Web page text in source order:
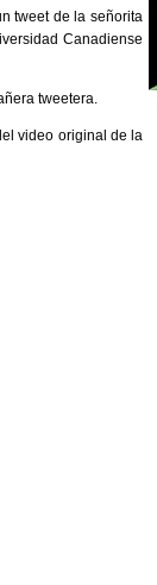
tweet de la señorita
Canadiense
tweetera.
video original de la